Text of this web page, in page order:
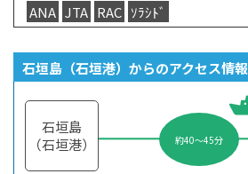
ANA JTA RAC ｿﾗｼﾄﾞ
石垣島（石垣港）からのアクセス情報
石垣島
（石垣港）
約40～45分